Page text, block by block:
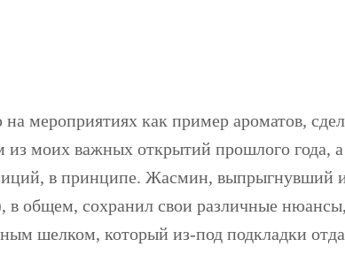
мероприятиях как пример ароматов,
из моих важных открытий прошлого года,
в принципе. Жасмин, выпрыгнувший
общем, сохранил свои различные
шелком, который из-под подкладки